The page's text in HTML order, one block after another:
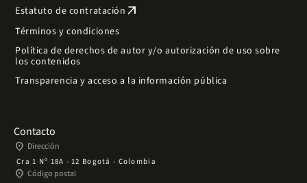
Estatuto de contratación arrow_outward
Términos y condiciones
Política de derechos de autor y/o autorización de uso sobre
los contenidos
Transparencia y acceso a la información pública
Contacto
place Dirección
Cra 1 Nº 18A - 12 Bogotá - Colombia
place Código postal